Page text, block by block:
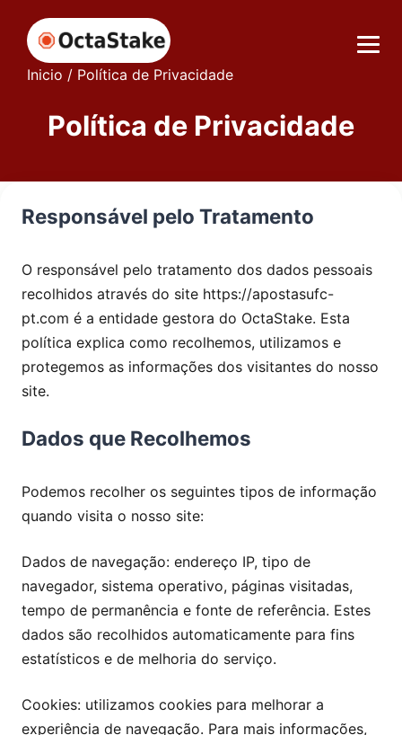
Inicio / Política de Privacidade
Política de Privacidade
Responsável pelo Tratamento
O responsável pelo tratamento dos dados pessoais
recolhidos através do site https://apostasufc-
pt.com é a entidade gestora do OctaStake. Esta
política explica como recolhemos, utilizamos e
protegemos as informações dos visitantes do nosso
site.
Dados que Recolhemos
Podemos recolher os seguintes tipos de informação
quando visita o nosso site:
Dados de navegação: endereço IP, tipo de
navegador, sistema operativo, páginas visitadas,
tempo de permanência e fonte de referência. Estes
dados são recolhidos automaticamente para fins
estatísticos e de melhoria do serviço.
Cookies: utilizamos cookies para melhorar a
experiência de navegação. Para mais informações,